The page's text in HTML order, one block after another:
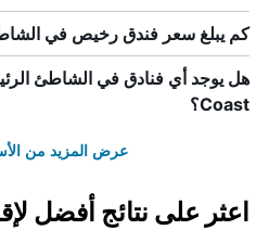
كم يبلغ سعر فندق رخيص في
Coast؟
عرض المزيد من
اعثر على نتائج أفضل